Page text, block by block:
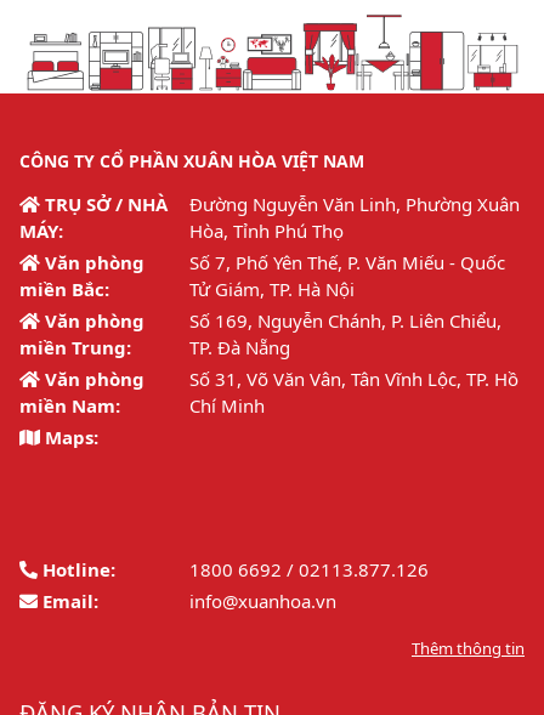
CÔNG TY CỔ PHẦN XUÂN HÒA VIỆT NAM
TRỤ SỞ / NHÀ
MÁY:
Đường Nguyễn Văn Linh, Phường Xuân
Hòa, Tỉnh Phú Thọ
Văn phòng
miền Bắc:
Số 7, Phố Yên Thế, P. Văn Miếu - Quốc
Tử Giám, TP. Hà Nội
Văn phòng
miền Trung:
Số 169, Nguyễn Chánh, P. Liên Chiểu,
TP. Đà Nẵng
Văn phòng
miền Nam:
Số 31, Võ Văn Vân, Tân Vĩnh Lộc, TP. Hồ
Chí Minh
Maps:
Hotline:
1800 6692 / 02113.877.126
Email:
info@xuanhoa.vn
Thêm thông tin